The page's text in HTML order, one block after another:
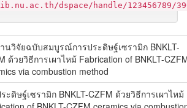
dspace/handle/123456789/
นวิจัยฉบับสมบูรณ์การประดิษฐ์เซรามิก BNKLT-
ด้วยวิธีการเผาไหม้ Fabrication of BNKLT-
via combustion method
ะดิษฐ์เซรามิก BNKLT-CZFM ด้วยวิธีการเผาไหม้